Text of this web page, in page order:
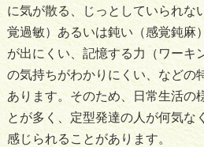
に気が散る、じっとしていられな
覚過敏）あるいは鈍い（感覚鈍麻
が出にくい、記憶する力（ワーキ
の気持ちがわかりにくい、などの
あります。そのため、日常生活の
とが多く、定型発達の人が何気な
感じられることがあります。